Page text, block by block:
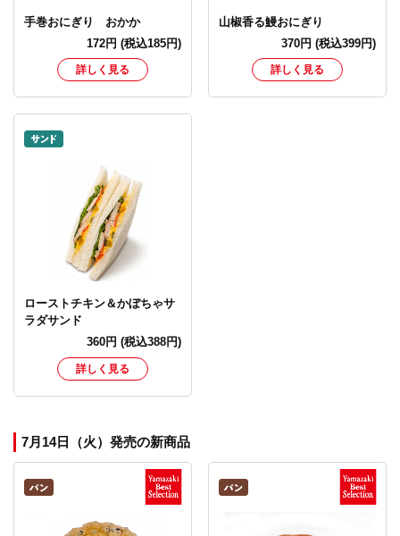
手巻おにぎり おかか
172円(税込185円)
詳しく見る
山椒香る鰻おにぎり
370円(税込399円)
詳しく見る
ローストチキン＆かぼちゃサ
ラダサンド
360円(税込388円)
詳しく見る
7月14日（火）発売の新商品